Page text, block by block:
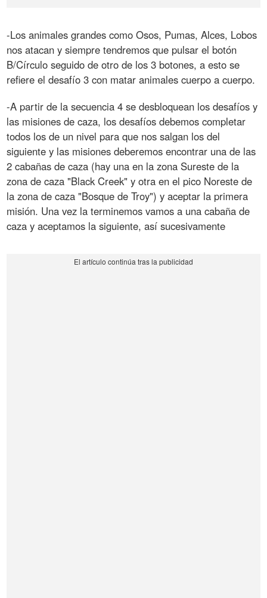
-Los animales grandes como Osos, Pumas, Alces, Lobos
nos atacan y siempre tendremos que pulsar el botón
B/Círculo seguido de otro de los 3 botones, a esto se
refiere el desafío 3 con matar animales cuerpo a cuerpo.
-A partir de la secuencia 4 se desbloquean los desafíos y
las misiones de caza, los desafíos debemos completar
todos los de un nivel para que nos salgan los del
siguiente y las misiones deberemos encontrar una de las
2 cabañas de caza (hay una en la zona Sureste de la
zona de caza "Black Creek" y otra en el pico Noreste de
la zona de caza "Bosque de Troy") y aceptar la primera
misión. Una vez la terminemos vamos a una cabaña de
caza y aceptamos la siguiente, así sucesivamente